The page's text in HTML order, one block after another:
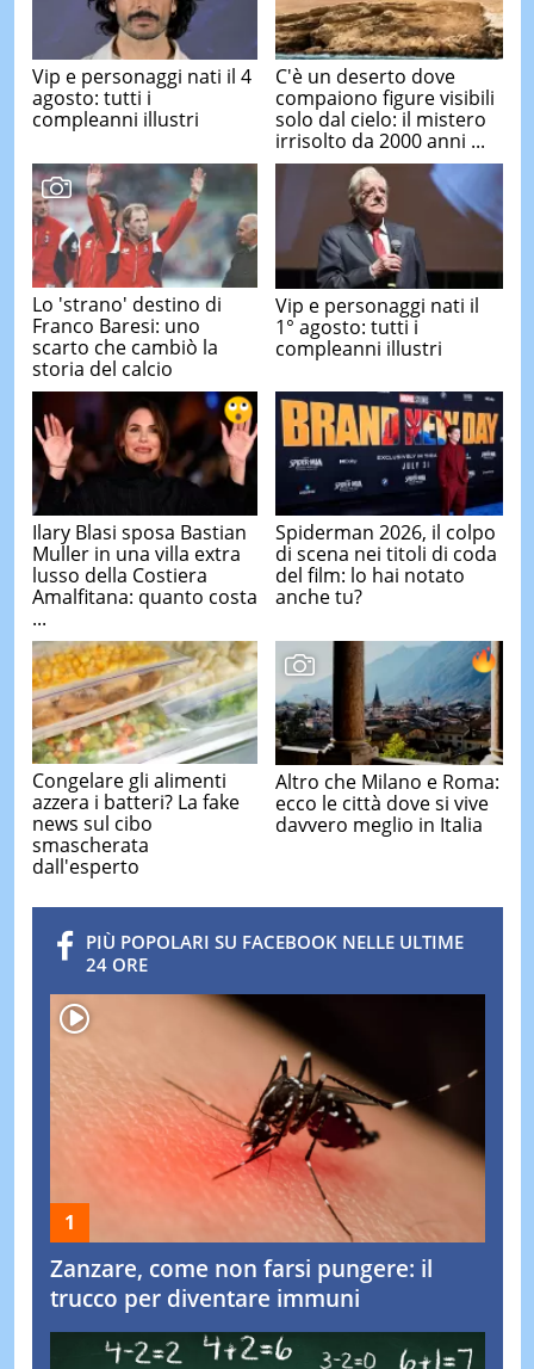
Vip e personaggi nati il 4
agosto: tutti i
compleanni illustri
C'è un deserto dove
compaiono figure visibili
solo dal cielo: il mistero
irrisolto da 2000 anni ...
Lo 'strano' destino di
Franco Baresi: uno
scarto che cambiò la
storia del calcio
Vip e personaggi nati il
1° agosto: tutti i
compleanni illustri
Ilary Blasi sposa Bastian
Muller in una villa extra
lusso della Costiera
Amalfitana: quanto costa
...
Spiderman 2026, il colpo
di scena nei titoli di coda
del film: lo hai notato
anche tu?
Congelare gli alimenti
azzera i batteri? La fake
news sul cibo
smascherata
dall'esperto
Altro che Milano e Roma:
ecco le città dove si vive
davvero meglio in Italia
PIÙ POPOLARI SU FACEBOOK NELLE ULTIME
24 ORE
Zanzare, come non farsi pungere: il
trucco per diventare immuni